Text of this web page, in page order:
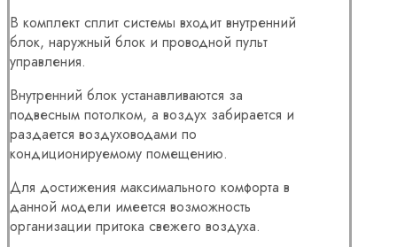
В комплект сплит системы входит внутренний
блок, наружный блок и проводной пульт
управления.
Внутренний блок устанавливаются за
подвесным потолком, а воздух забирается и
раздается воздуховодами по
кондиционируемому помещению.
Для достижения максимального комфорта в
данной модели имеется возможность
организации притока свежего воздуха.